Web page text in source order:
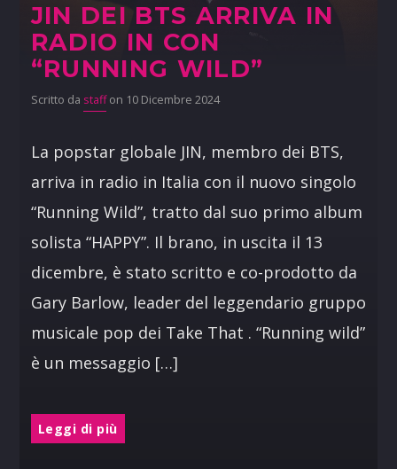
JIN DEI BTS ARRIVA IN
RADIO IN CON
“RUNNING WILD”
Scritto da staffon 10 Dicembre 2024
La popstar globale JIN, membro dei BTS,
arriva in radio in Italia con il nuovo singolo
“Running Wild”, tratto dal suo primo album
solista “HAPPY”. Il brano, in uscita il 13
dicembre, è stato scritto e co-prodotto da
Gary Barlow, leader del leggendario gruppo
musicale pop dei Take That . “Running wild”
è un messaggio […]
Leggi di più